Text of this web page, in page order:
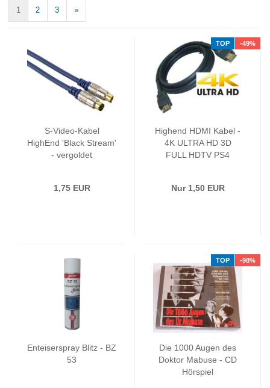
1 2 3 »
S-Video-Kabel
HighEnd 'Black Stream'
- vergoldet
1,75 EUR
TOP -49%
Highend HDMI Kabel -
4K ULTRA HD 3D
FULL HDTV PS4
Nur 1,50 EUR
Enteiserspray Blitz - BZ
53
TOP -98%
Die 1000 Augen des
Doktor Mabuse - CD
Hörspiel